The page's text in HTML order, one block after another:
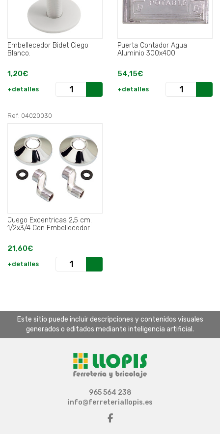
Embellecedor Bidet Ciego
Blanco.
1,20€
+detalles
Puerta Contador Agua
Aluminio 300x400 .
54,15€
+detalles
Ref: 04020030
Juego Excentricas 2,5 cm.
1/2x3/4 Con Embellecedor.
21,60€
+detalles
Este sitio puede incluir descripciones y contenidos visuales
generados o editados mediante inteligencia artificial.
965 564 238
info@ferreteriallopis.es